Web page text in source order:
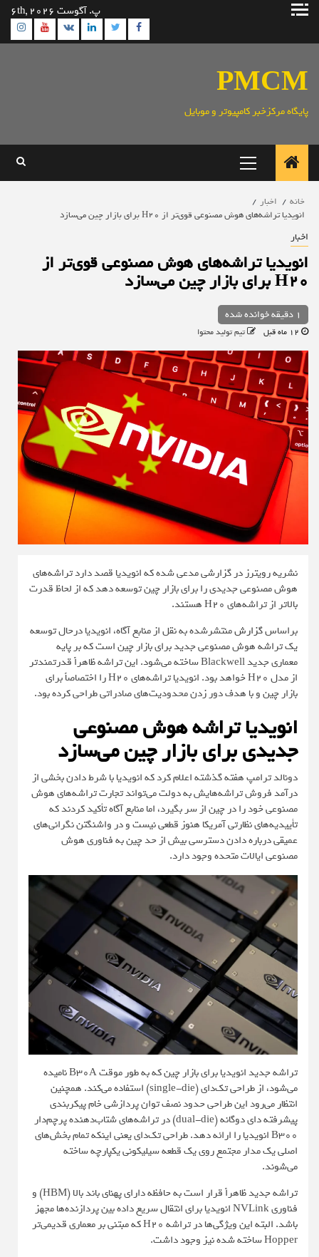
پرش
پ. آگوست 6th, 2026
Facebook
Twitter
Linkedin
VK
PMCM
پایگاه مرکزخبر کامپیوتر و موبایل
اصلی
خانه
اخبار
انویدیا تراشه‌های هوش مصنوعی قوی‌تر از H20 برای بازار چین می‌سازد
اخبار
انویدیا تراشه‌های هوش مصنوعی قوی‌تر از
H20 برای بازار چین می‌سازد
1 دقیقه خوانده شده
تیم تولید محتوا
نشریه رویترز در گزارشی مدعی شده که انویدیا قصد دارد تراشه‌های
هوش مصنوعی جدیدی را برای بازار چین توسعه دهد که از لحاظ قدرت
بالاتر از تراشه‌های H20 هستند.
براساسگزارشمنتشرشده به نقل از منابع آگاه، انویدیا درحال توسعه
یک تراشه هوش مصنوعی جدید برای بازار چین است که بر پایه
معماری جدید Blackwell ساخته می‌شود. این تراشه ظاهراً قدرتمندتر
از مدل H20 خواهد بود. انویدیا تراشه‌های H20 را اختصاصاً برای
بازار چین و با هدف دور زدن محدودیت‌های صادراتی طراحی کرده بود.
انویدیا تراشه هوش مصنوعی
جدیدی برای بازار چین می‌سازد
دونالد ترامپ هفته گذشته اعلام کرد که انویدیا با شرط دادن بخشی از
درآمد فروش تراشه‌هایش به دولت می‌تواند تجارت تراشه‌های هوش
مصنوعی خود را در چین از سر بگیرد، اما منابع آگاه تأکید کردند که
تأییدیه‌های نظارتی آمریکا هنوز قطعی نیست و در واشنگتن نگرانی‌های
عمیقی درباره دادن دسترسی بیش از حد چین به فناوری هوش
مصنوعی ایالات متحده وجود دارد.
تراشه جدید انویدیا برای بازار چین که به طور موقت B30A نامیده
می‌شود، از طراحی تک‌دای (single-die) استفاده می‌کند. همچنین
انتظار می‌رود این طراحی حدود نصف توان پردازشی خام پیکربندی
پیشرفته دای دوگانه (dual-die) در تراشه‌های شتاب‌دهنده پرچم‌دار
B300 انویدیا را ارائه دهد. طراحی تک‌دای یعنی اینکه تمام بخش‌های
اصلی یک مدار مجتمع روی یک قطعه سیلیکونی یکپارچه ساخته
می‌شوند.
تراشه جدید ظاهراً قرار است به حافظه دارای پهنای باند بالا (HBM) و
فناوری NVLink انویدیا برای انتقال سریع داده بین پردازنده‌ها مجهز
باشد. البته این ویژگی‌ها در تراشه H20 که مبتنی بر معماری قدیمی‌تر
Hopper ساخته شده نیز وجود داشت.